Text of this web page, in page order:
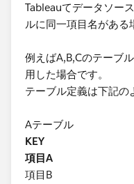
Tableauてデータソー
ルに同一項目名がある
例えばA,B,Cのテーブ
用した場合です。
テーブル定義は下記の
Aテーブル
KEY
項目A
項目B